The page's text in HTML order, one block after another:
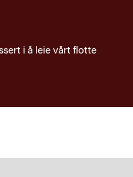
i å leie vårt flotte